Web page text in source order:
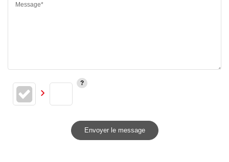
Message*
Envoyer le message